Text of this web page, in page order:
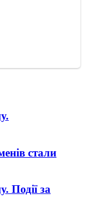
стали
Події за